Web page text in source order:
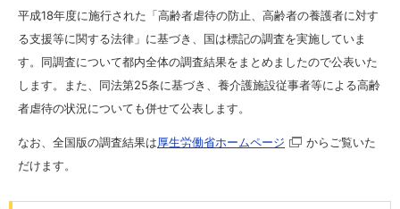
虐待の種類 背景 具体的な対応
認知症 消費者被害
English 東京都庁ホームページ
平成18年度に施行された「高齢者虐待の防止、高齢者の養護者に対す
る支援等に関する法律」に基づき、国は標記の調査を実施していま
す。同調査について都内全体の調査結果をまとめましたので公表いた
します。また、同法第25条に基づき、養介護施設従事者等による高齢
者虐待の状況についても併せて公表します。
なお、全国版の調査結果は厚生労働省ホームページ
からご覧いた
だけます。